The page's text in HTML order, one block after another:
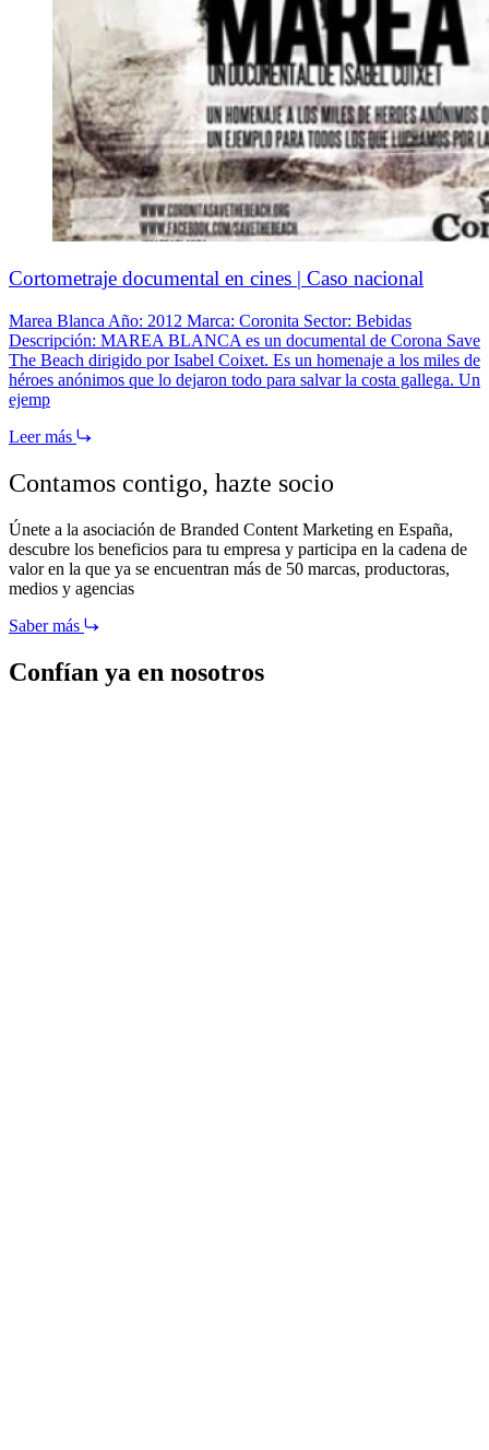
Cortometraje documental en cines | Caso nacional
Marea Blanca Año: 2012 Marca: Coronita Sector: Bebidas
Descripción: MAREA BLANCA es un documental de Corona Save
The Beach dirigido por Isabel Coixet. Es un homenaje a los miles de
héroes anónimos que lo dejaron todo para salvar la costa gallega. Un
ejemp
Leer más
Contamos contigo, hazte socio
Únete a la asociación de Branded Content Marketing en España,
descubre los beneficios para tu empresa y participa en la cadena de
valor en la que ya se encuentran más de 50 marcas, productoras,
medios y agencias
Saber más
Confían ya en nosotros